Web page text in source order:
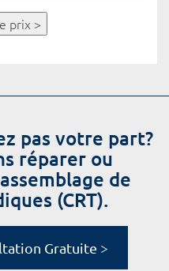
prix >
pas votre part?
réparer ou
de
(CRT).
Gratuite >